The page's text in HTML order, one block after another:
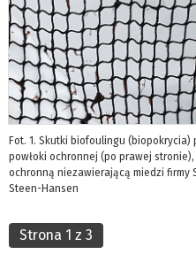
Fot. 1. Skutki biofoulingu
powłoki ochronnej (po prawej
ochronną niezawierającą miedzi firmy
Steen-Hansen
Strona 1 z 3